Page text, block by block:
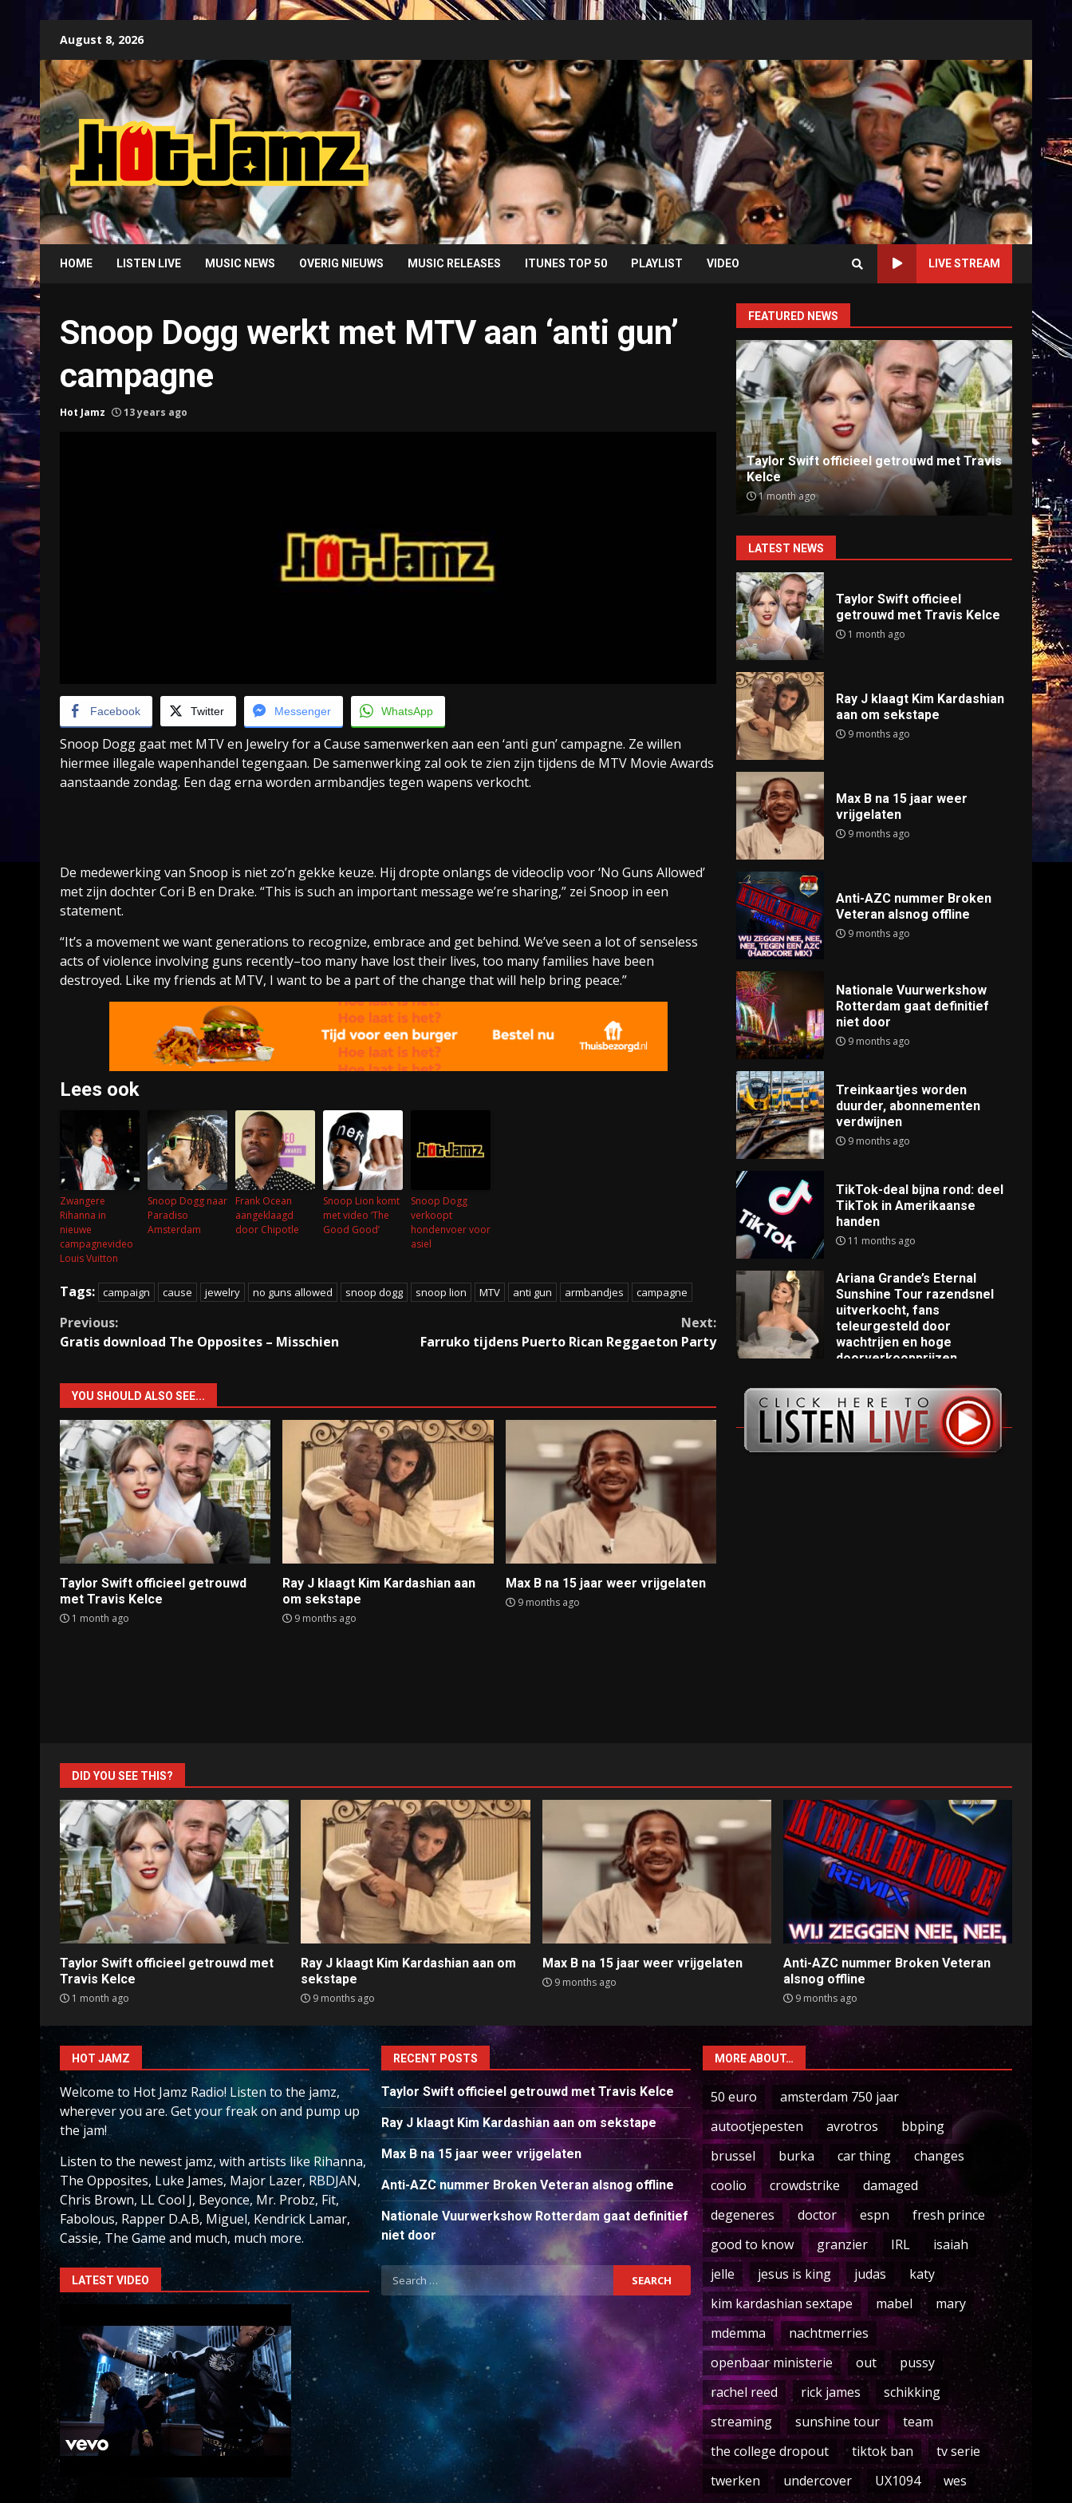
content
August 8, 2026
HOME LISTEN LIVE MUSIC NEWS OVERIG NIEUWS MUSIC RELEASES ITUNES TOP 50 PLAYLIST VIDEO LIVE STREAM
Snoop Dogg werkt met MTV aan ‘anti gun’
campagne
Hot Jamz 13 years ago
Facebook Twitter Messenger WhatsApp
Snoop Dogg gaat met MTV en Jewelry for a Cause samenwerken aan een ‘anti gun’ campagne. Ze willen
hiermee illegale wapenhandel tegengaan. De samenwerking zal ook te zien zijn tijdens de MTV Movie Awards
aanstaande zondag. Een dag erna worden armbandjes tegen wapens verkocht.
De medewerking van Snoop is niet zo’n gekke keuze. Hij dropte onlangs de videoclip voor ‘No Guns Allowed’
met zijn dochter Cori B en Drake. “This is such an important message we’re sharing,” zei Snoop in een
statement.
“It’s a movement we want generations to recognize, embrace and get behind. We’ve seen a lot of senseless
acts of violence involving guns recently–too many have lost their lives, too many families have been
destroyed. Like my friends at MTV, I want to be a part of the change that will help bring peace.”
Lees ook
Zwangere
Rihanna in
nieuwe
campagnevideo
Louis Vuitton
Snoop Dogg naar
Paradiso
Amsterdam
Frank Ocean
aangeklaagd
door Chipotle
Snoop Lion komt
met video ‘The
Good Good’
Snoop Dogg
verkoopt
hondenvoer voor
asiel
Tags: campaign cause jewelry no guns allowed snoop dogg snoop lion MTV anti gun armbandjes campagne
Continue
Previous:
Gratis download The Opposites – Misschien
Next:
Farruko tijdens Puerto Rican Reggaeton Party
YOU SHOULD ALSO SEE...
Taylor Swift officieel getrouwd
met Travis Kelce
1 month ago
Ray J klaagt Kim Kardashian aan
om sekstape
9 months ago
Max B na 15 jaar weer vrijgelaten
9 months ago
FEATURED NEWS
Ray J klaagt Kim Kardashian aan om
sekstape
9 months ago
Anti-
9
LATEST NEWS
Taylor Swift officieel
getrouwd met Travis Kelce
1 month ago
Ray J klaagt Kim Kardashian
aan om sekstape
9 months ago
Max B na 15 jaar weer
vrijgelaten
9 months ago
Anti-AZC nummer Broken
Veteran alsnog offline
9 months ago
Nationale Vuurwerkshow
Rotterdam gaat definitief
niet door
9 months ago
Treinkaartjes worden
duurder, abonnementen
verdwijnen
9 months ago
TikTok-deal bijna rond: deel
TikTok in Amerikaanse
handen
11 months ago
Ariana Grande’s Eternal
Sunshine Tour razendsnel
uitverkocht, fans
teleurgesteld door
wachtrijen en hoge
doorverkoopprijzen
DID YOU SEE THIS?
Taylor Swift officieel getrouwd met
Travis Kelce
1 month ago
Ray J klaagt Kim Kardashian aan om
sekstape
9 months ago
Max B na 15 jaar weer vrijgelaten
9 months ago
Anti-AZC nummer Broken Veteran
alsnog offline
9 months ago
HOT JAMZ
Welcome to Hot Jamz Radio! Listen to the jamz,
wherever you are. Get your freak on and pump up
the jam!
Listen to the newest jamz, with artists like Rihanna,
The Opposites, Luke James, Major Lazer, RBDJAN,
Chris Brown, LL Cool J, Beyonce, Mr. Probz, Fit,
Fabolous, Rapper D.A.B, Miguel, Kendrick Lamar,
Cassie, The Game and much, much more.
LATEST VIDEO
RECENT POSTS
Taylor Swift officieel getrouwd met Travis Kelce
Ray J klaagt Kim Kardashian aan om sekstape
Max B na 15 jaar weer vrijgelaten
Anti-AZC nummer Broken Veteran alsnog offline
Nationale Vuurwerkshow Rotterdam gaat definitief
niet door
Search
for:
MORE ABOUT…
50 euro
amsterdam 750 jaar
autootjepesten
avrotros
bbping
brussel
burka car thing
changes
coolio
crowdstrike
damaged
degeneres
doctor espn
fresh prince
good to know
granzier IRL
isaiah
jelle
jesus is king judas
katy
kim kardashian sextape
mabel
mary
mdemma
nachtmerries
openbaar ministerie
out
pussy
rachel reed
rick james
schikking
streaming
sunshine tour
team
the college dropout
tiktok ban
tv serie
twerken
undercover UX1094 wes